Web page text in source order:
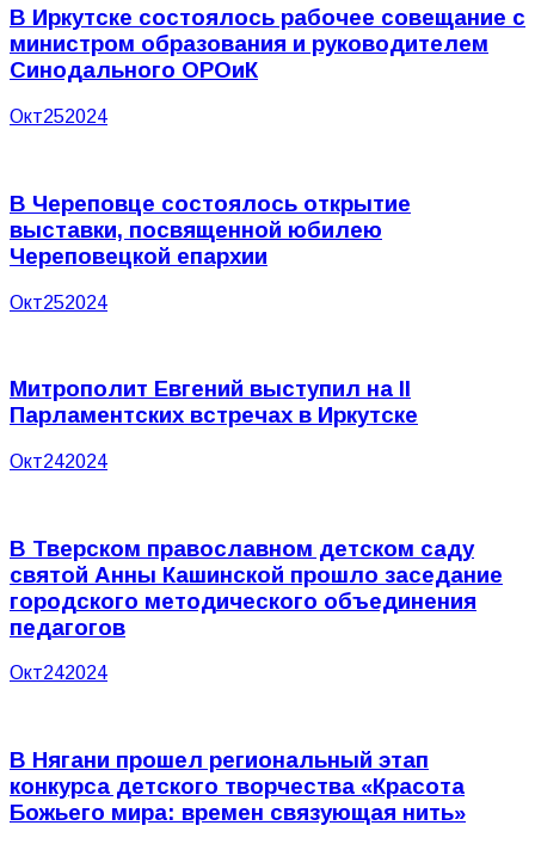
В Иркутске состоялось рабочее совещание с
министром образования и руководителем
Синодального ОРОиК
Окт252024
В Череповце состоялось открытие
выставки, посвященной юбилею
Череповецкой епархии
Окт252024
Митрополит Евгений выступил на II
Парламентских встречах в Иркутске
Окт242024
В Тверском православном детском саду
святой Анны Кашинской прошло заседание
городского методического объединения
педагогов
Окт242024
В Нягани прошел региональный этап
конкурса детского творчества «Красота
Божьего мира: времен связующая нить»